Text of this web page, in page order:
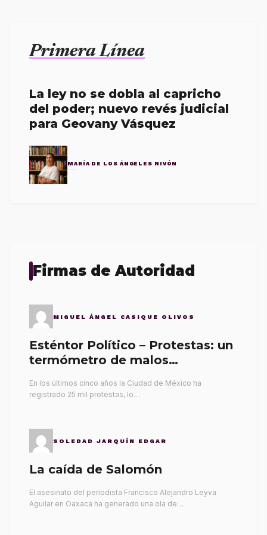
Primera Línea
La ley no se dobla al capricho
del poder; nuevo revés judicial
para Geovany Vásquez
MARÍA DE LOS ÁNGELES NIVÓN
Firmas de Autoridad
MIGUEL ÁNGEL CASIQUE OLIVOS
Esténtor Político – Protestas: un
termómetro de malos
En los últimos cinco años la Ciudad de México ha
registrado 25 mil protestas, lo…
SOLEDAD JARQUÍN EDGAR
La caída de Salomón
El asesinato del periodista Francisco Alejandro Leyva
Aguilar en Oaxaca ha generado una ola de…